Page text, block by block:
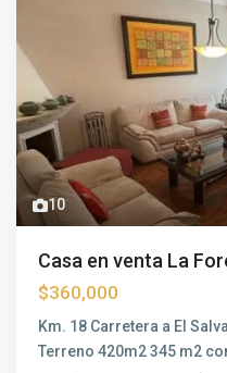
10
Casa en venta La
$360,000
Km. 18 Carretera a El
Terreno 420m2 345 m2